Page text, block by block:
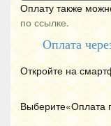
Оплату также
по ссылке.
Оплата
Откройте на
Выберите«Оплата